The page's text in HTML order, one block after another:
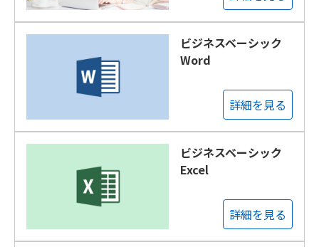
ビジネスベーシック
Word
詳細を見る
ビジネスベーシック
Excel
詳細を見る